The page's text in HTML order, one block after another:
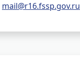
mail@r16.fssp.gov.ru